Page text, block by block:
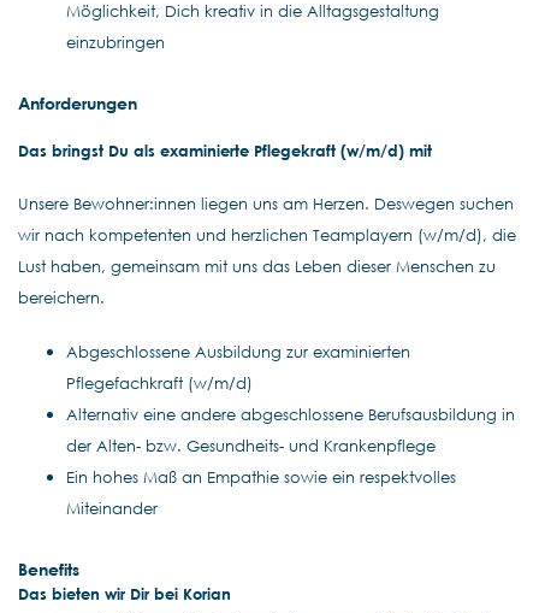
Möglichkeit, Dich kreativ in die Alltagsgestaltung
einzubringen
Anforderungen
Das bringst Du als examinierte Pflegekraft (w/m/d) mit
Unsere Bewohner:innen liegen uns am Herzen. Deswegen suchen
wir nach kompetenten und herzlichen Teamplayern (w/m/d), die
Lust haben, gemeinsam mit uns das Leben dieser Menschen zu
bereichern.
Abgeschlossene Ausbildung zur examinierten
Pflegefachkraft (w/m/d)
Alternativ eine andere abgeschlossene Berufsausbildung in
der Alten- bzw. Gesundheits- und Krankenpflege
Ein hohes Maß an Empathie sowie ein respektvolles
Miteinander
Benefits
Das bieten wir Dir bei Korian